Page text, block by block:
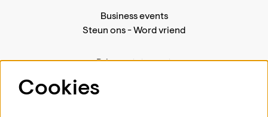
Business events
Steun ons-Word vriend
Privacystatement
Cookies